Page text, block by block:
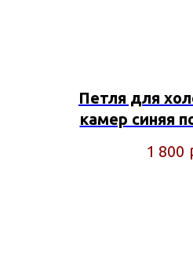
Петля для
камер синяя
1 800